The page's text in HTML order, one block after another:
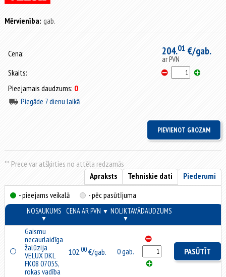
Mērvienība: gab.
Cena: 204.01 €/gab.
ar PVN
Skaits:
Pieejamais daudzums: 0
Piegāde 7 dienu laikā
** Prece var atšķirties no attēla redzamās
Piederumi
Tehniskie dati
Apraksts
- pieejams veikalā
- pēc pasūtījuma
NOSAUKUMS
▼
CENA AR PVN ▼ NOLIKTAVĀ
▼
DAUDZUMS
Gaismu
necaurlaidīga
žalūzija
VELUX DKL
FK08 0705S,
rokas vadība
102.00€/gab. 0 gab. PASŪTĪT